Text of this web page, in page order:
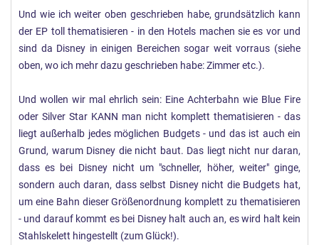
Und wie ich weiter oben geschrieben habe, grundsätzlich kann
der EP toll thematisieren - in den Hotels machen sie es vor und
sind da Disney in einigen Bereichen sogar weit vorraus (siehe
oben, wo ich mehr dazu geschrieben habe: Zimmer etc.).
Und wollen wir mal ehrlich sein: Eine Achterbahn wie Blue Fire
oder Silver Star KANN man nicht komplett thematisieren - das
liegt außerhalb jedes möglichen Budgets - und das ist auch ein
Grund, warum Disney die nicht baut. Das liegt nicht nur daran,
dass es bei Disney nicht um "schneller, höher, weiter" ginge,
sondern auch daran, dass selbst Disney nicht die Budgets hat,
um eine Bahn dieser Größenordnung komplett zu thematisieren
- und darauf kommt es bei Disney halt auch an, es wird halt kein
Stahlskelett hingestellt (zum Glück!).